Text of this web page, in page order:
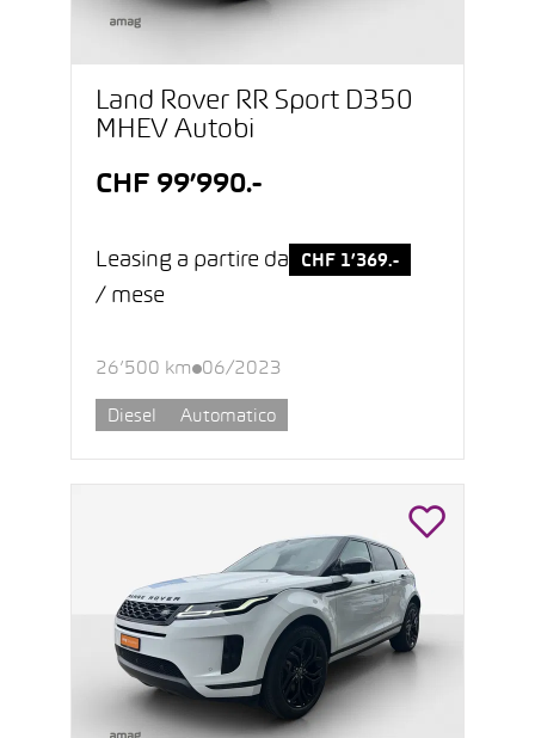
Land Rover RR Sport D350
MHEV Autobi
CHF 99’990.-
Leasing a partire da CHF 1’369.-
/ mese
26’500 km 06/2023
Diesel Automatico